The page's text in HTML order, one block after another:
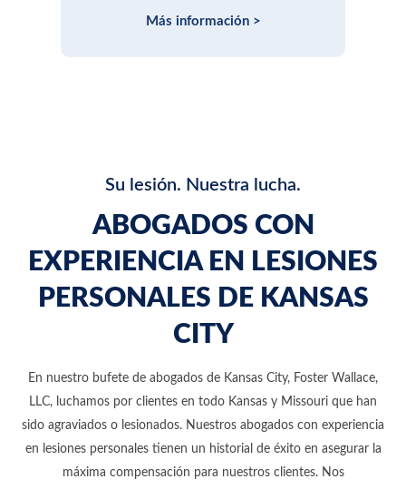
Más información >
Su lesión. Nuestra lucha.
ABOGADOS CON
EXPERIENCIA EN LESIONES
PERSONALES DE KANSAS
CITY
En nuestro bufete de abogados de Kansas City, Foster Wallace,
LLC, luchamos por clientes en todo Kansas y Missouri que han
sido agraviados o lesionados. Nuestros abogados con experiencia
en lesiones personales tienen un historial de éxito en asegurar la
máxima compensación para nuestros clientes. Nos